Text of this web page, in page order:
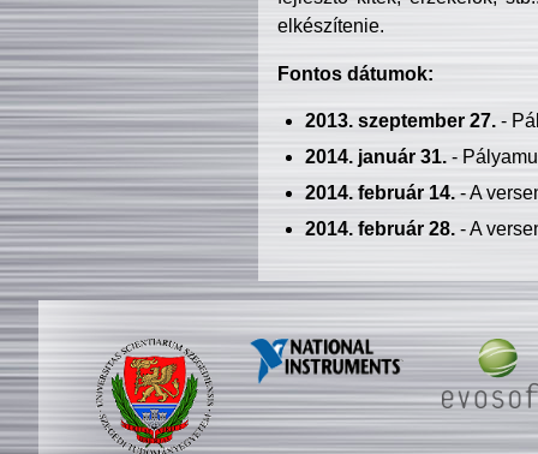
elkészítenie.
Fontos dátumok:
2013. szeptember 27.-
2014. január 31.-
2014. február 14.- A
2014. február 28.- A